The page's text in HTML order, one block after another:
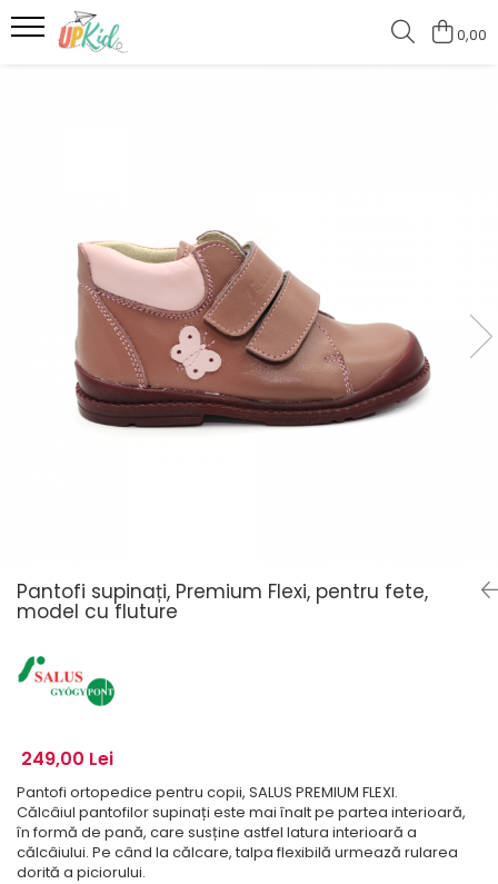
0,00
Pantofi supinați, Premium Flexi, pentru fete,
model cu fluture
249,00 Lei
Pantofi ortopedice pentru copii, SALUS PREMIUM FLEXI.
Călcâiul pantofilor supinați este mai înalt pe partea interioară,
în formă de pană, care susține astfel latura interioară a
călcâiului. Pe când la călcare, talpa flexibilă urmează rularea
dorită a piciorului.